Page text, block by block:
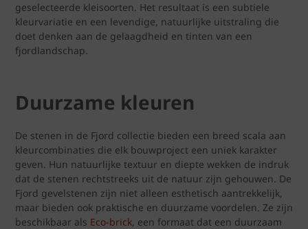
geselecteerde kleisoorten. Het resultaat is een subtiele
kleurvariatie en een levendige, natuurlijke uitstraling die
doet denken aan de gelaagdheid en tinten van een
fjordlandschap.
Duurzame kleuren
De stenen in de Fjord collectie bieden een breed scala aan
kleurcombinaties die elk bouwproject een uniek karakter
geven. Hun natuurlijke textuur en diepte wekken de indruk
dat de stenen rechtstreeks uit de natuur zijn gehouwen. De
Fjord gevelstenen zijn niet alleen esthetisch aantrekkelijk,
maar bieden ook praktische en duurzame voordelen. Ze zijn
beschikbaar als Eco-brick, een formaat dat een duurzaam